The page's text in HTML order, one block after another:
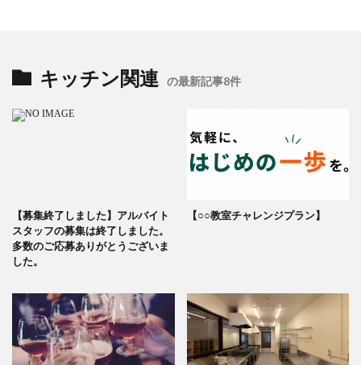
キッチン関連 の最新記事8件
【募集終了しました】アルバイト
スタッフの募集は終了しました。
多数のご応募ありがとうございま
した。
【○○教室チャレンジプラン】